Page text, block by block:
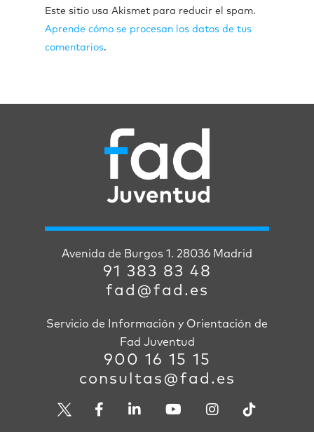
Este sitio usa Akismet para reducir el spam.
Aprende cómo se procesan los datos de tus
comentarios.
Avenida de Burgos 1. 28036 Madrid
91 383 83 48
fad@fad.es
Servicio de Información y Orientación de
Fad Juventud
900 16 15 15
consultas@fad.es